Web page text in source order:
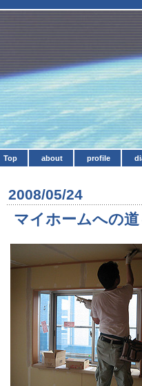
Top about profile
2008/05/24
マイホームへの